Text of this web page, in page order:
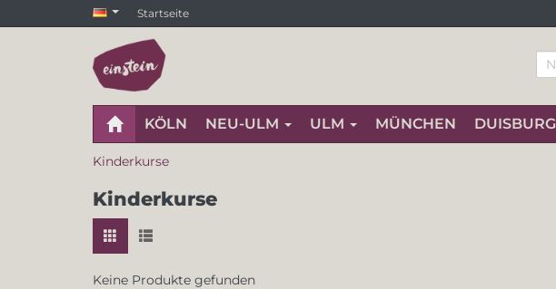
Startseite
KÖLN NEU-ULM ULM MÜNCHEN DUISBURG
Kinderkurse
Kinderkurse
Keine Produkte gefunden